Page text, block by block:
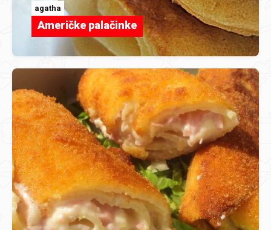
agatha
Američke palačinke